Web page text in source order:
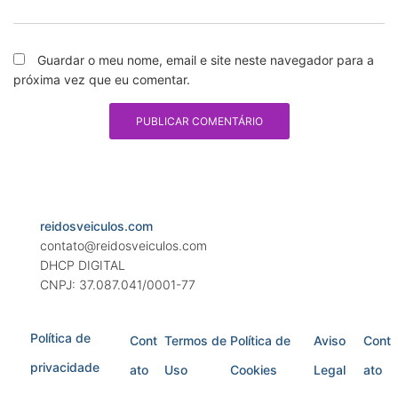
Guardar o meu nome, email e site neste navegador para a
próxima vez que eu comentar.
reidosveiculos.com
contato@reidosveiculos.com
DHCP DIGITAL
CNPJ: 37.087.041/0001-77
Política de
privacidade
Cont
ato
Termos de
Uso
Política de
Cookies
Aviso
Legal
Cont
ato